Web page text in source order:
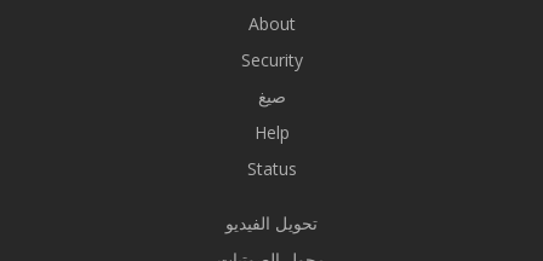
About
Security
صيغ
Help
Status
تحويل الفيديو